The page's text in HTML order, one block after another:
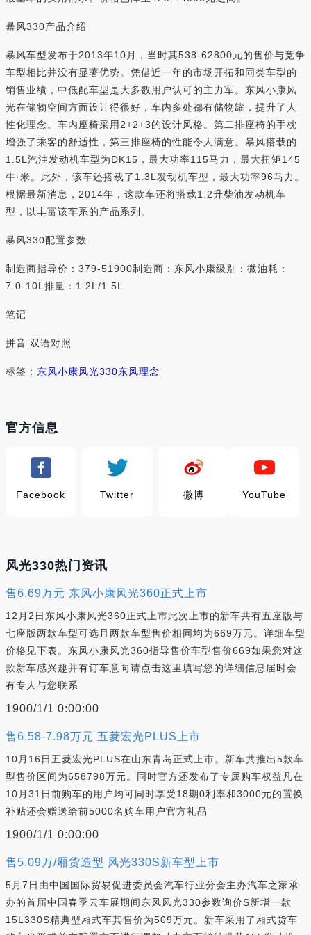
暴风330产品介绍
暴风车型发布于2013年10月，当时其538-62800元的售价与竞争
车型相比并没有显著优势。凭借近一年的市场开拓和同类车型的
销售业绩，中低配车型是大多数用户认可的主力军。东风小康风
光在储物空间方面设计得很好，车内多处都有储物罐，提升了人
性化理念。车内座椅采用2+2+3的设计风格。第二排座椅的手枕
增强了乘客的舒适性，第三排座椅的性能令人满意。暴风搭载的
1.5L汽油发动机车型为DK15，最大功率115马力，最大扭矩145
牛·米。此外，该车还搭载了1.3L发动机车型，最大功率96马力。
根据最新消息，2014年，这款车还将搭载1.2升柴油发动机车
型，以丰富该车系的产品系列。
暴风330配置参数
制造商指导价：379-51900制造商：东风小康级别：微油耗：
7.0-10L排量：1.2L/1.5L
笔记
拼音 双语对照
标签： 东风小康风光330东风理念
官方信息
Facebook Twitter 微博 YouTube
风光330热门资讯
售6.69万元 东风小康风光360正式上市
12月2日东风小康风光360正式上市此次上市的新车共有五座版与
七座版两款车型可选且两款车型售价相同均为669万元。详细车型
价格见下表。东风小康风光360指导售价车型售价669如果您对这
款新车感兴趣并有订车意向请点击这里填写您的详细信息届时会
有专人与您联系
1900/1/1 0:00:00
售6.58-7.98万元 五菱宏光PLUS上市
10月16日五菱宏光PLUS在山东青岛正式上市。新车共推出5款车
型售价区间为658798万元。同时官方还发布了专属购车权益凡在
10月31日前购车的用户均可同时享受18期0利率和3000元的置换
补贴还会赠送给前5000名购车用户官方礼品
1900/1/1 0:00:00
售5.09万/厢货造型 风光330S新车型上市
5月7日由中国国际贸易促进委员会汽车行业分会主办汽车之家承
办的首届中国春季云车展期间东风风光330参数询价S新增一款
15L330S精典型厢式车其售价为509万元。新车采用了厢式货车